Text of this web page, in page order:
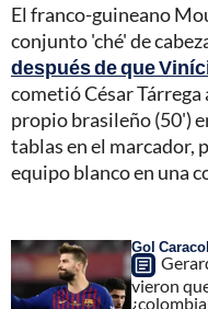
El franco-guineano
conjunto 'ché' de
después de que
cometió César
propio brasileño (50')
tablas en el marcador,
equipo blanco en una
Gol Caracol
vieron